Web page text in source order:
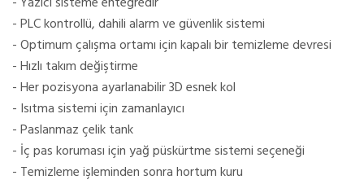
- PLC kontrollü, dahili alarm ve güvenlik sistemi
- Optimum çalışma ortamı için kapalı bir temizleme devresi
- Hızlı takım değiştirme
- Her pozisyona ayarlanabilir 3D esnek kol
- Isıtma sistemi için zamanlayıcı
- Paslanmaz çelik tank
- İç pas koruması için yağ püskürtme sistemi seçeneği
- Temizleme işleminden sonra hortum kuru